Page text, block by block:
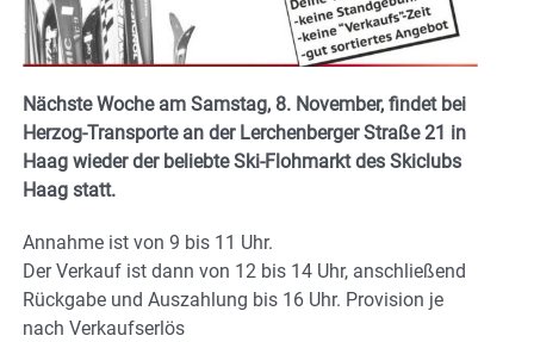
Nächste Woche am Samstag, 8. November, findet bei
Herzog-Transporte an der Lerchenberger Straße 21 in
Haag wieder der beliebte Ski-Flohmarkt des Skiclubs
Haag statt.
Annahme ist von 9 bis 11 Uhr.
Der Verkauf ist dann von 12 bis 14 Uhr, anschließend
Rückgabe und Auszahlung bis 16 Uhr. Provision je
nach Verkaufserlös